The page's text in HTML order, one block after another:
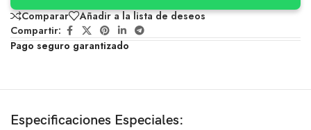
Comparar
Añadir a la lista de deseos
Compartir:
Pago seguro garantizado
Especificaciones Especiales: